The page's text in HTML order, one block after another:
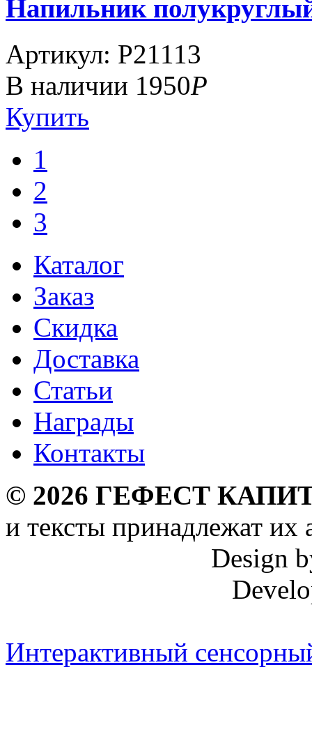
Напильник
Артикул: P21113
В наличии 1950Р
Купить
1
2
3
Каталог
Заказ
Скидка
Доставка
Статьи
Награды
Контакты
© 2026 ГЕФЕСТ
и тексты принадлежат их
Design
Интерактивный